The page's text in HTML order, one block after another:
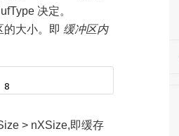
决定。
的大小。即 缓冲区内
8
> nXSize,即缓存